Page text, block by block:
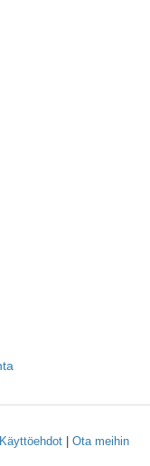
Käyttöehdot| Ota meihin